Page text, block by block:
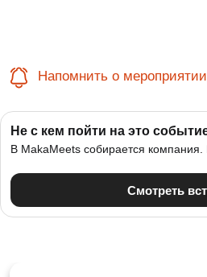
Напомнить о мероприятии